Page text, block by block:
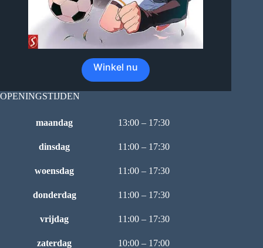
Winkel nu
OPENINGSTIJDEN
maandag 13:00 – 17:30
dinsdag 11:00 – 17:30
woensdag 11:00 – 17:30
donderdag 11:00 – 17:30
vrijdag 11:00 – 17:30
zaterdag 10:00 – 17:00